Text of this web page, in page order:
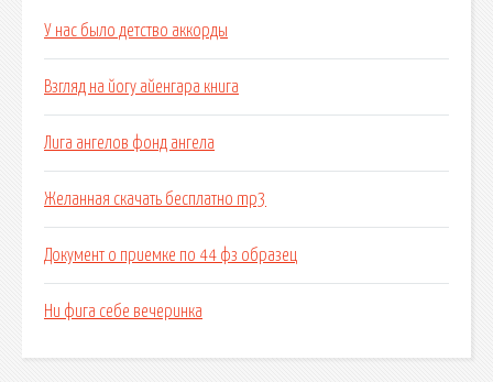
У нас было детство аккорды
Взгляд на йогу айенгара книга
Лига ангелов фонд ангела
Желанная скачать бесплатно mp3
Документ о приемке по 44 фз образец
Ни фига себе вечеринка